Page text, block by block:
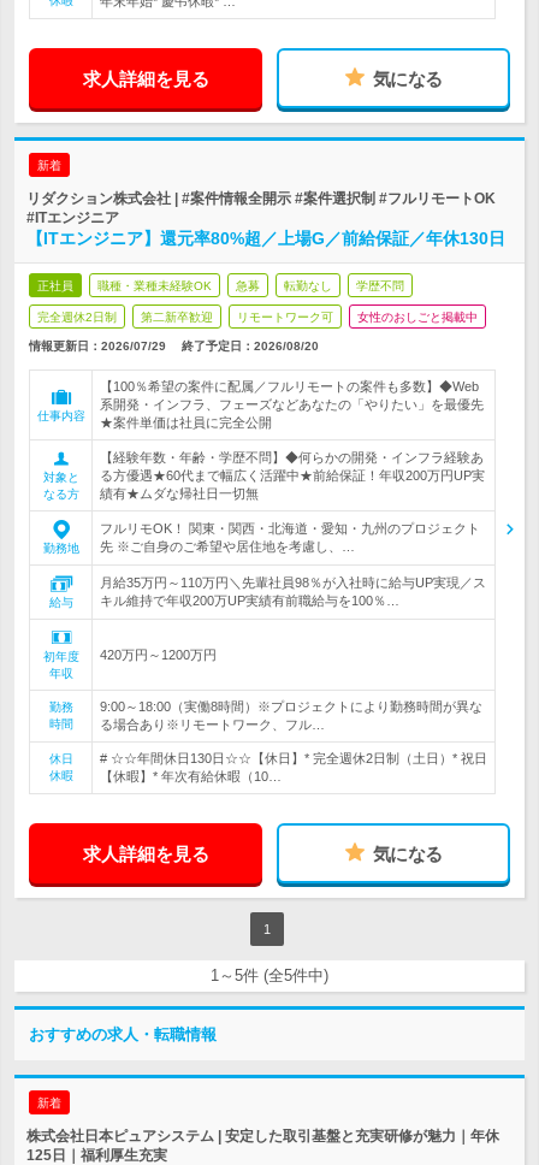
求人詳細を見る 気になる
新着
リダクション株式会社 | #案件情報全開示 #案件選択制 #フルリモートOK
#ITエンジニア
【ITエンジニア】還元率80%超／上場G／前給保証／年休130日
正社員 職種・業種未経験OK 急募 転勤なし 学歴不問
完全週休2日制 第二新卒歓迎 リモートワーク可 女性のおしごと掲載中
情報更新日：2026/07/29 終了予定日： 2026/08/20
仕事内容
【100％希望の案件に配属／フルリモートの案件も多数】◆Web
系開発・インフラ、フェーズなどあなたの「やりたい」を最優先
★案件単価は社員に完全公開
対象と
なる方
【経験年数・年齢・学歴不問】◆何らかの開発・インフラ経験あ
る方優遇★60代まで幅広く活躍中★前給保証！年収200万円UP実
績有★ムダな帰社日一切無
勤務地
フルリモOK！ 関東・関西・北海道・愛知・九州のプロジェクト
先 ※ご自身のご希望や居住地を考慮し、…
給与
月給35万円～110万円＼先輩社員98％が入社時に給与UP実現／ス
キル維持で年収200万UP実績有前職給与を100％…
初年度
年収
420万円～1200万円
勤務
時間
9:00～18:00（実働8時間）※プロジェクトにより勤務時間が異な
る場合あり※リモートワーク、フル…
休日
休暇
# ☆☆年間休日130日☆☆【休日】* 完全週休2日制（土日）* 祝日
【休暇】* 年次有給休暇（10…
求人詳細を見る 気になる
1
1～5件 (全5件中)
おすすめの求人・転職情報
新着
株式会社日本ピュアシステム | 安定した取引基盤と充実研修が魅力｜年休
125日｜福利厚生充実